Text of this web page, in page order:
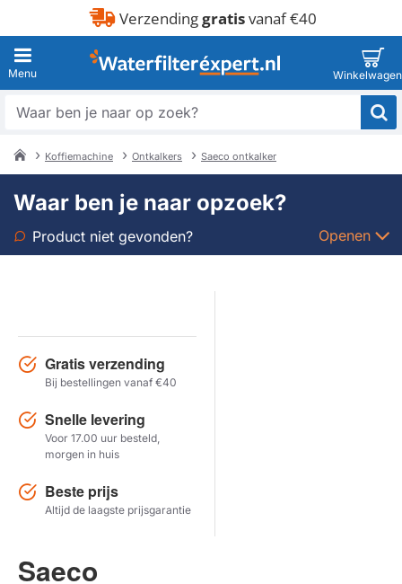
Verzendinggratisvanaf €40
Waar
zoek?
Koffiemachine Ontkalkers Saeco ontkalker
Waar ben je naar opzoek?
Product niet gevonden? Openen
Model
Herstel zoekopdracht
Gratis verzending
Bij bestellingen vanaf €40
Snelle levering
Voor 17.00 uur besteld,
morgen in huis
Beste prijs
Altijd de laagste prijsgarantie
Saeco